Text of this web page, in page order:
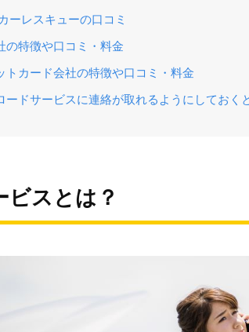
ーレスキューの口コミ
の特徴や口コミ・料金
トカード会社の特徴や口コミ・料金
ードサービスに連絡が取れるようにしておく
ビスとは？